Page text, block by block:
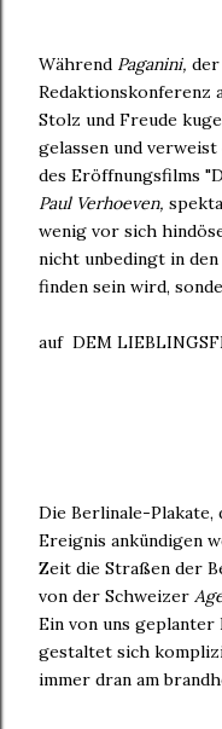
Während Paganini,
Redaktionskonferenz
Stolz und Freude
gelassen und
des Eröffnungsfilms
Paul Verhoeven,
wenig vor sich
nicht unbedingt in
finden sein wird,
auf DEM
Die Berlinale-Plakate,
Ereignis ankündigen
Zeit die Straßen der
von der Schweizer
Ein von uns
gestaltet sich
immer dran am